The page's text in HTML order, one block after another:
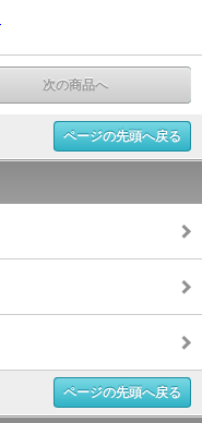
次の商品へ
ページの先頭へ戻る
ページの先頭へ戻る